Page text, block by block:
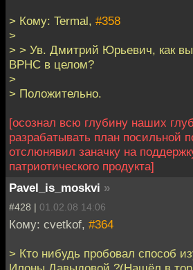
> Кому: Termal, #358
>
> > Ув. Дмитрий Юрьевич, как вы
ВРНС в целом?
>
> Положительно.
[осознал всю глубину наших
разрабатывать план
отслюнявил заначку на
патриотического продукта]
Pavel_is_moskvi »
#428 | 01.02.08 14:06
Кому: cvetkof, #364
> Кто нибудь пробовал способ